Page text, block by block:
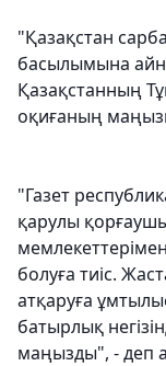
"Қазақстан
басылымына
Қазақстанның
оқиғаның
"Газет
қарулы
болуға тиіс.
атқаруға
батырлық
маңызды", - деп